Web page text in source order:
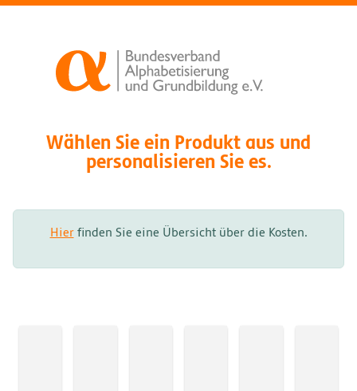
Wählen Sie ein Produkt aus und
personalisieren Sie es.
Hierfinden Sie eine Übersicht über die Kosten.